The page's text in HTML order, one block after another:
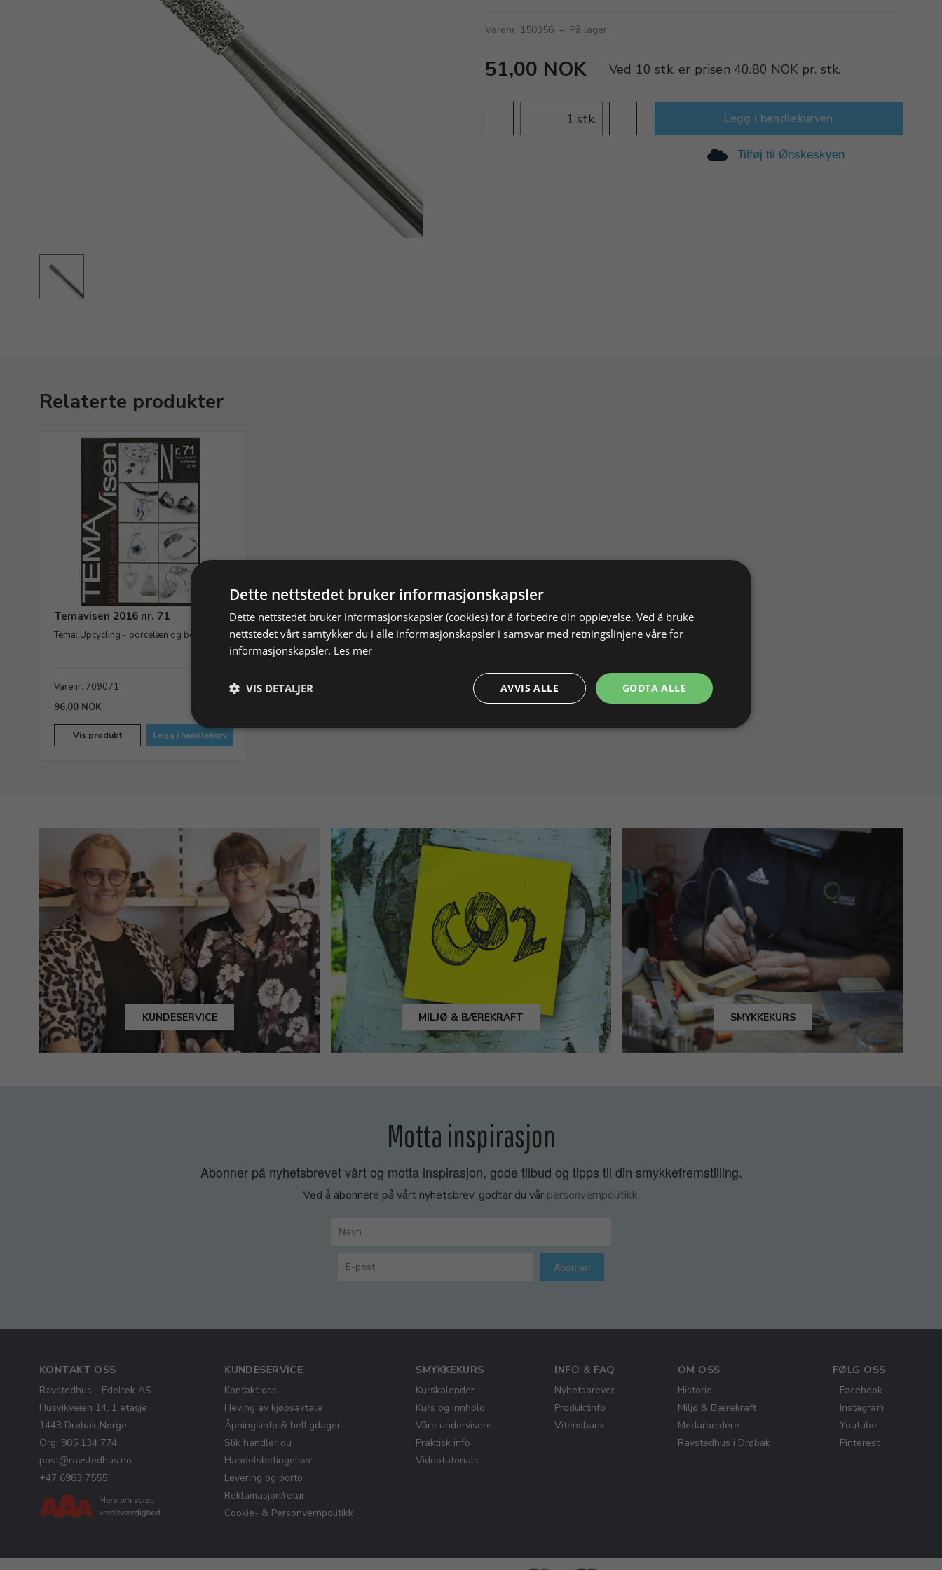
Varenr. 150356 – På lager
51,00 NOK Ved 10 stk. er prisen 40.80 NOK pr. stk.
stk. Legg i handlekurven
Tilføj til Ønskeskyen
Relaterte produkter
Temavisen 2016 nr. 71
Tema: Upcycling - porcelæn og bestik
Varenr. 709071
På lager
96,00 NOK
Vis produkt Legg i handlekurv
KUNDESERVICE MILJØ & BÆREKRAFT SMYKKEKURS
Motta inspirasjon
Abonner på nyhetsbrevet vårt og motta inspirasjon, gode tilbud og tipps til din smykkefremstilling.
Ved å abonnere på vårt nyhetsbrev, godtar du vår personvernpolitikk.
Abonner
KONTAKT OSS
Ravstedhus - Edeltek AS
Husvikveien 14, 1 etasje
1443 Drøbak Norge
Org: 985 134 774
post@ravstedhus.no
+47 6983 7555
KUNDESERVICE
Kontakt oss
Heving av kjøpsavtale
Åpningsinfo & helligdager
Slik handler du
Handelsbetingelser
Levering og porto
Reklamasjon/retur
Cookie- & Personvernpolitikk
SMYKKEKURS
Kurskalender
Kurs og innhold
Våre undervisere
Praktisk info
Videotutorials
INFO & FAQ
Nyhetsbrever
Produktinfo
Vitensbank
OM OSS
Historie
Miljø & Bærekraft
Medarbeidere
Ravstedhus i Drøbak
FØLG OSS
Facebook
Instagram
Youtube
Pinterest
Dette nettstedet bruker informasjonskapsler
Dette nettstedet bruker informasjonskapsler (cookies) for å forbedre din opplevelse. Ved å bruke
nettstedet vårt samtykker du i alle informasjonskapsler i samsvar med retningslinjene våre for
informasjonskapsler. Les mer
GODTA ALLE
AVVIS ALLE
VIS DETALJER